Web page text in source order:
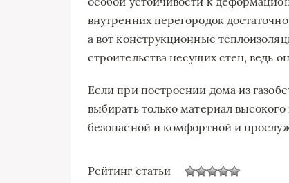
внутренних перегородок
а вот конструкционные
строительства несущих стен, ведь
Если при построении дома из
выбирать только материал высокого
безопасной и комфортной и
Рейтинг статьи